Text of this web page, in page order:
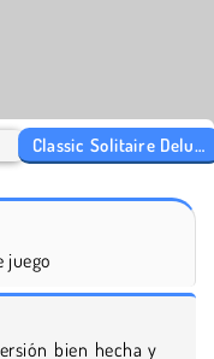
Classic Solitaire Deluxe
juego
bien hecha y